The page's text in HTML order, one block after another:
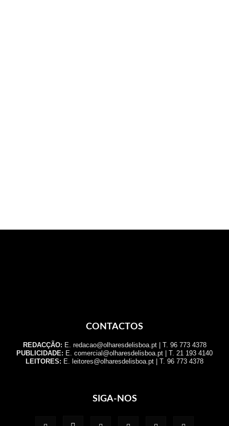
CONTACTOS
REDACÇÃO: E. redacao@olharesdelisboa.pt | T. 96 773 4378
PUBLICIDADE: E. comercial@olharesdelisboa.pt | T. 21 193 4140
LEITORES: E. leitores@olharesdelisboa.pt | T. 96 773 4378
SIGA-NOS